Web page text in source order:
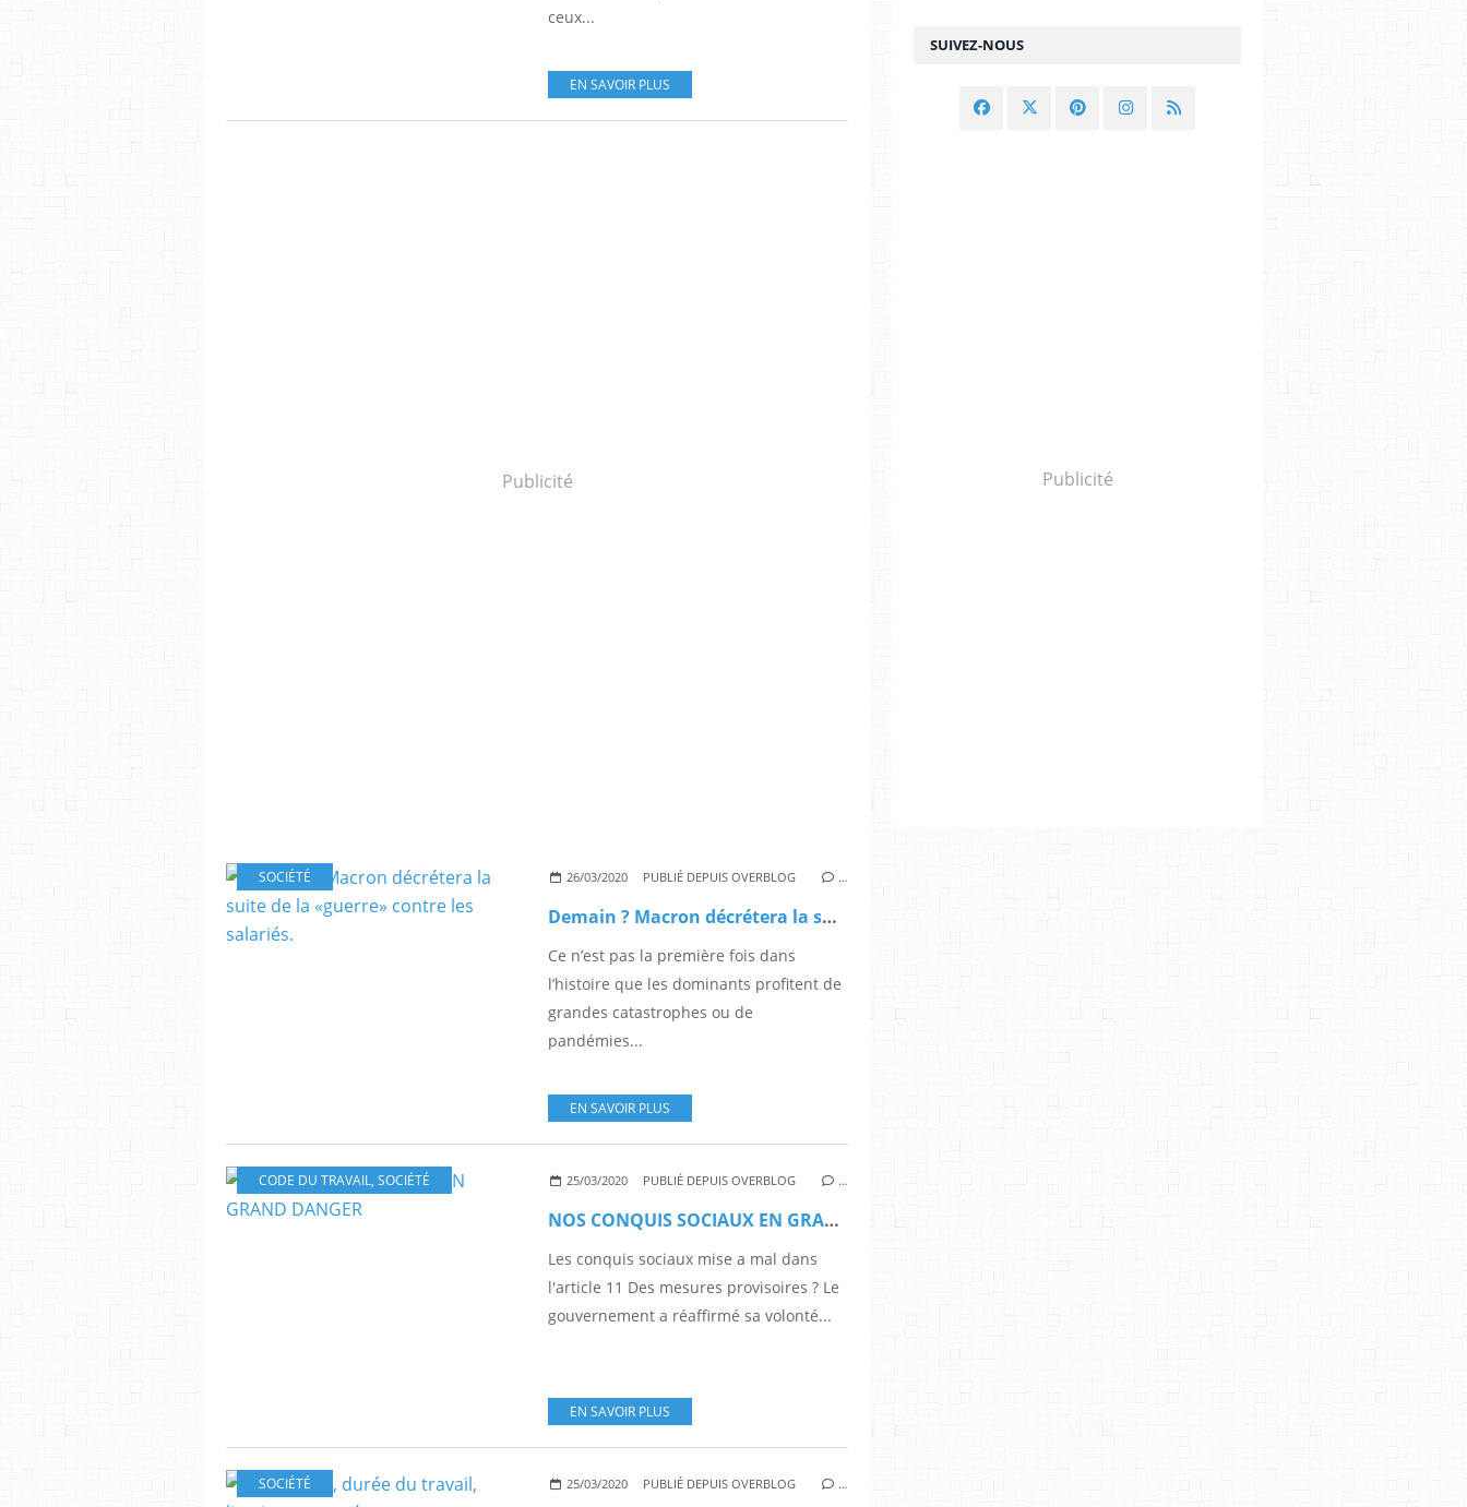
ceux...
EN SAVOIR PLUS
Publicité
SOCIÉTÉ 26/03/2020 PUBLIÉ DEPUIS OVERBLOG …
Demain ? Macron décrétera la suite de la «guerre» contre les salariés.
Ce n’est pas la première fois dans
l’histoire que les dominants profitent de
grandes catastrophes ou de
pandémies...
EN SAVOIR PLUS
CODE DU TRAVAIL, SOCIÉTÉ 25/03/2020 PUBLIÉ DEPUIS OVERBLOG …
NOS CONQUIS SOCIAUX EN GRAND DANGER
Les conquis sociaux mise a mal dans
l'article 11 Des mesures provisoires ? Le
gouvernement a réaffirmé sa volonté...
EN SAVOIR PLUS
SOCIÉTÉ 25/03/2020 PUBLIÉ DEPUIS OVERBLOG …
SUIVEZ-NOUS
Publicité